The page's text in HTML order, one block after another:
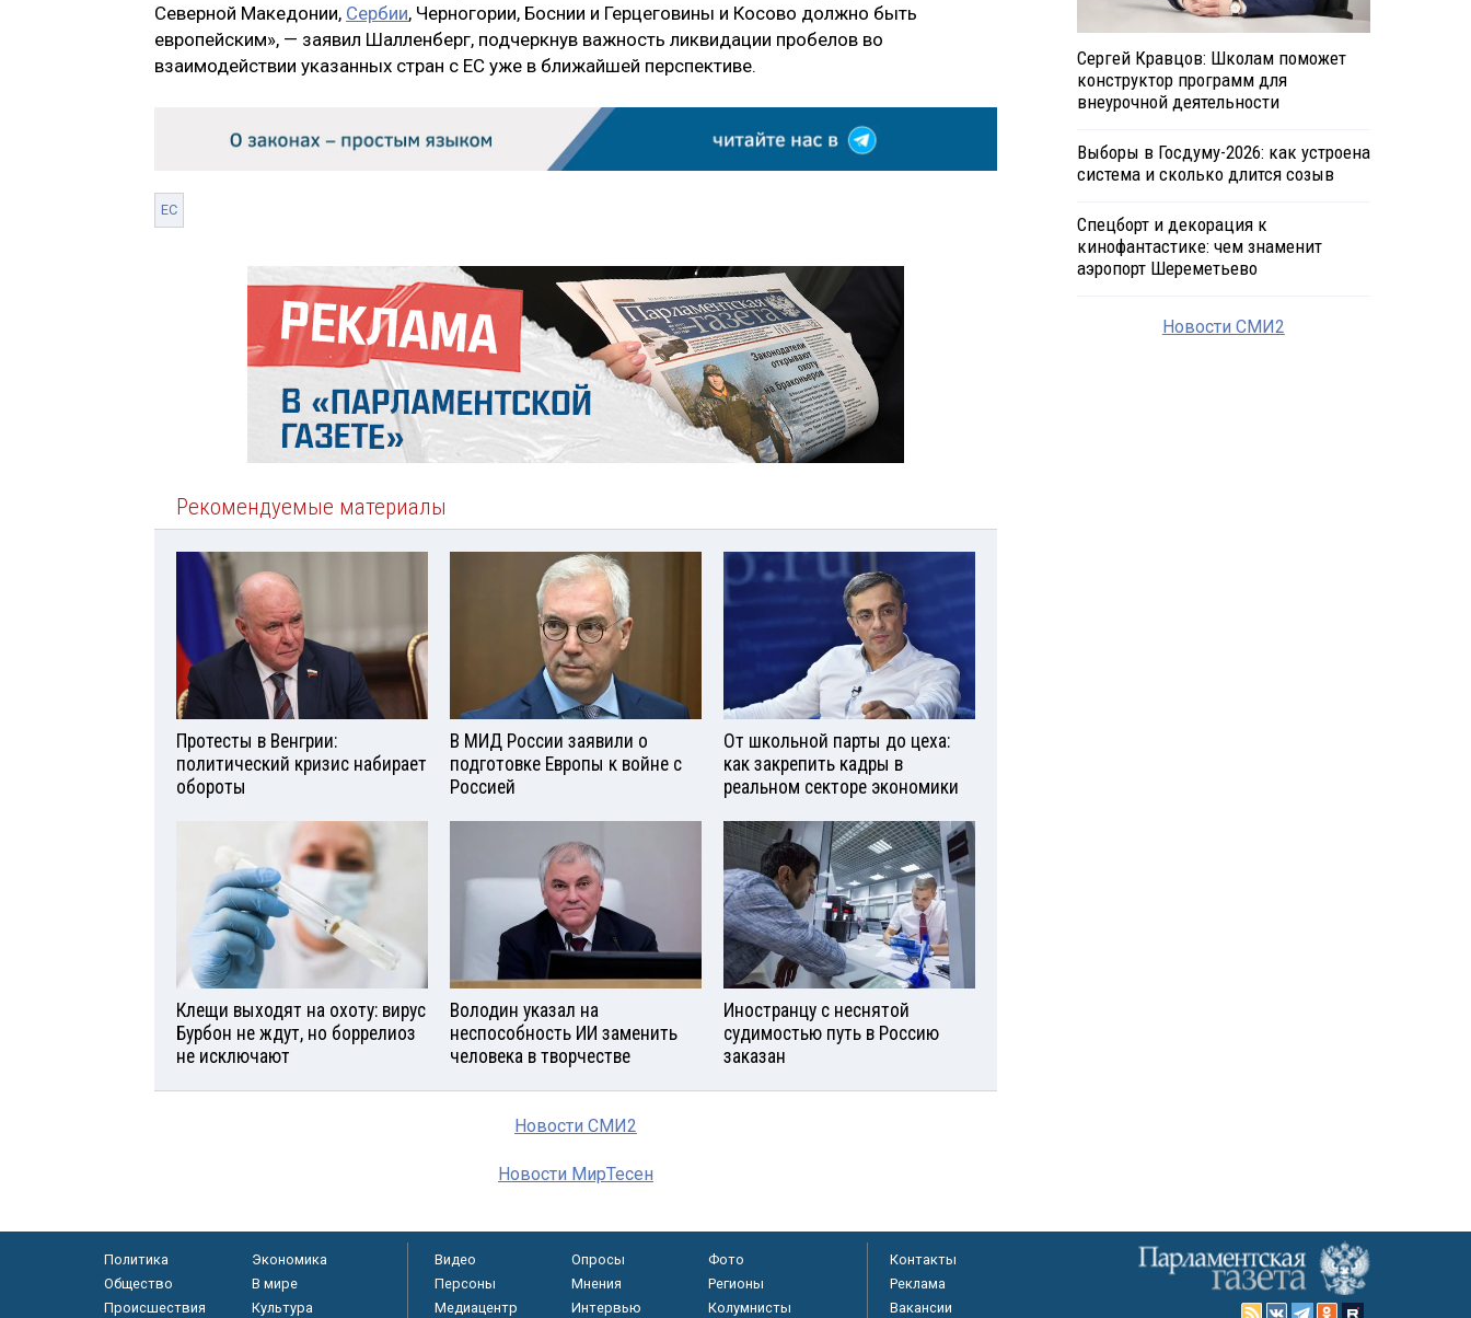
Северной Македонии, Сербии, Черногории, Боснии и Герцеговины и Косово должно быть
европейским», — заявил Шалленберг, подчеркнув важность ликвидации пробелов во
взаимодействии указанных стран с ЕС уже в ближайшей перспективе.
ЕС
Рекомендуемые материалы
Протесты в Венгрии:
политический кризис набирает
обороты
В МИД России заявили о
подготовке Европы к войне с
Россией
От школьной парты до цеха:
как закрепить кадры в
реальном секторе экономики
Клещи выходят на охоту: вирус
Бурбон не ждут, но боррелиоз
не исключают
Володин указал на
неспособность ИИ заменить
человека в творчестве
Иностранцу с неснятой
судимостью путь в Россию
заказан
Новости СМИ2
Новости МирТесен
Сергей Кравцов: Школам поможет
конструктор программ для
внеурочной деятельности
Выборы в Госдуму-2026: как устроена
система и сколько длится созыв
Спецборт и декорация к
кинофантастике: чем знаменит
аэропорт Шереметьево
Новости СМИ2
Политика
Экономика
Общество
В мире
Происшествия
Культура
Видео Опросы
Фото
Персоны
Мнения
Регионы
Медиацентр
Интервью Колумнисты
Контакты
Реклама
Вакансии